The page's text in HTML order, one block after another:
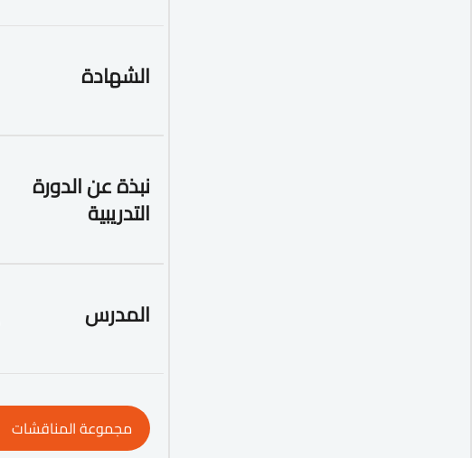
الشهادة
نبذة عن الدورة
التدريبية
المدرس
مجموعة المناقشات